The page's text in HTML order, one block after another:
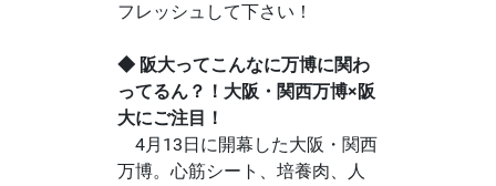
フレッシュして下さい！
◆ 阪大ってこんなに万博に関わ
ってるん？！大阪・関西万博×阪
大にご注目！
4月13日に開幕した大阪・関西
万博。心筋シート、培養肉、人